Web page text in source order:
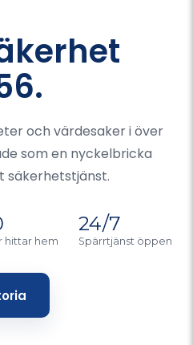
och värdesaker i över
som en nyckelbricka
säkerhetstjänst.
hittar hem
24/7
Spärrtjänst öppen